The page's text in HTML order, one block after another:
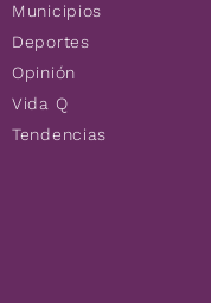
Municipios
Deportes
Opinión
Vida Q
Tendencias